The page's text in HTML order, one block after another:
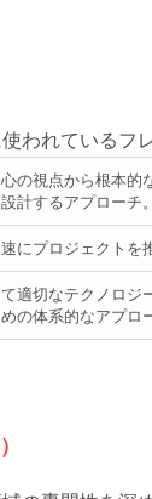
われているフ
の視点から根本的
計するアプローチ。
にプロジェクトを
適切なテクノロジ
の体系的なアプロ